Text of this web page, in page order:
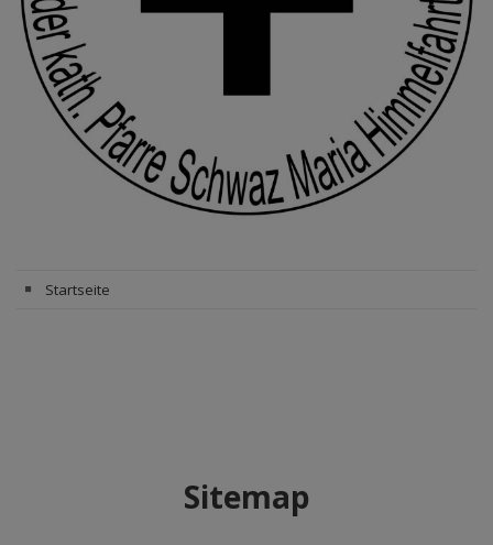
Startseite
Sitemap